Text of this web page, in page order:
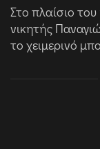
Στο πλαίσιο
νικητής
το χειμερινό